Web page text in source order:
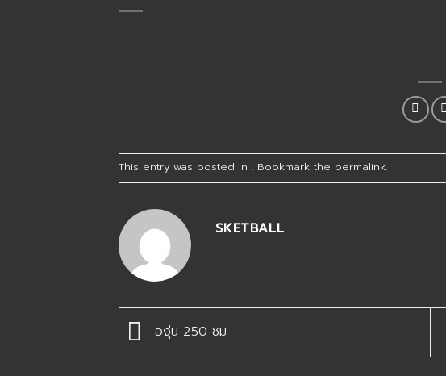
This entry was posted in . Bookmark the permalink.
SKETBALL
องุ่น 250 ซม